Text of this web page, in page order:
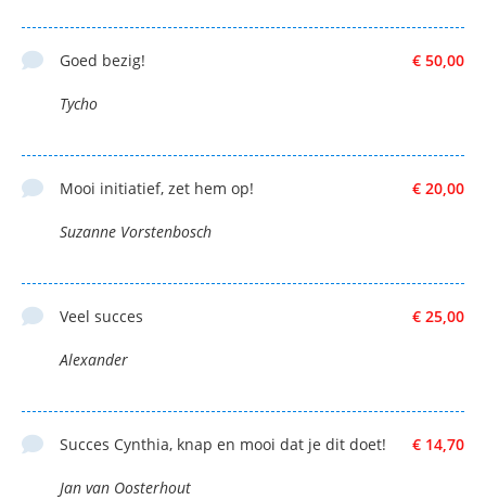
€ 50,00
Goed bezig!
Tycho
€ 20,00
Mooi initiatief, zet hem op!
Suzanne Vorstenbosch
€ 25,00
Veel succes
Alexander
€ 14,70
Succes Cynthia, knap en mooi dat je dit doet!
Jan van Oosterhout